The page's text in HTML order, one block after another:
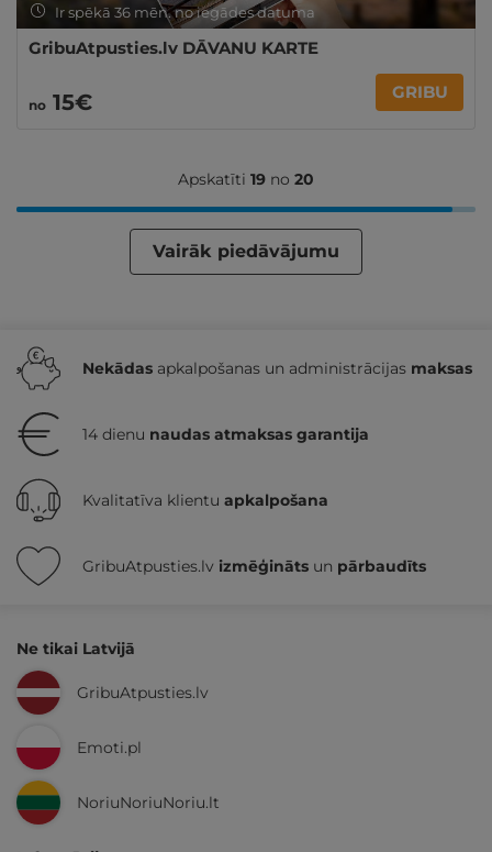
Ir spēkā 36 mēn. no iegādes datuma
GribuAtpusties.lv DĀVANU KARTE
no 15€ GRIBU
Apskatīti 19 no 20
Vairāk piedāvājumu
Nekādas apkalpošanas un administrācijas maksas
14 dienu naudas atmaksas garantija
Kvalitatīva klientu apkalpošana
GribuAtpusties.lv izmēģināts un pārbaudīts
Ne tikai Latvijā
GribuAtpusties.lv
Emoti.pl
NoriuNoriuNoriu.lt